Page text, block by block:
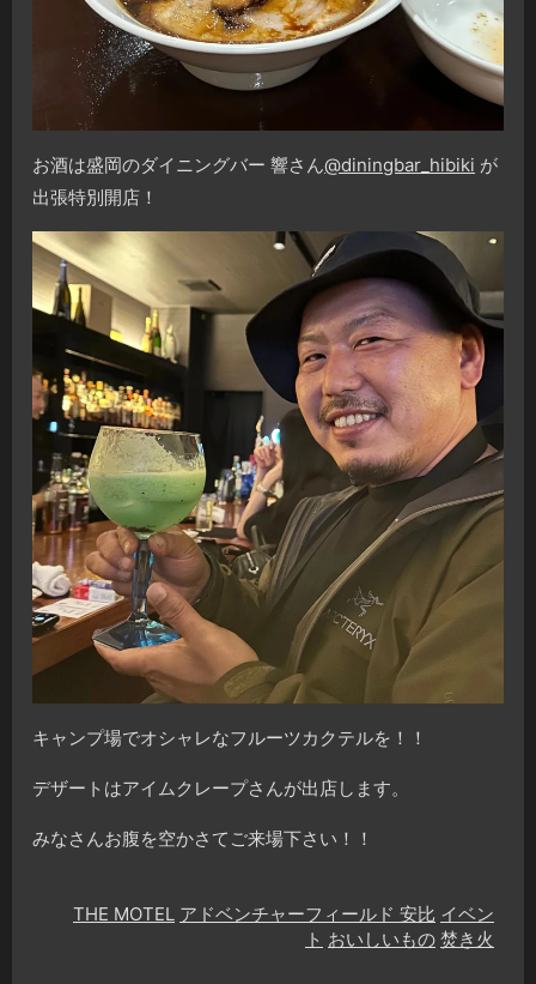
お酒は盛岡のダイニングバー 響さん@diningbar_hibiki が
出張特別開店！
キャンプ場でオシャレなフルーツカクテルを！！
デザートはアイムクレープさんが出店します。
みなさんお腹を空かさてご来場下さい！！
THE MOTEL アドベンチャーフィールド 安比 イベン
ト おいしいもの 焚き火